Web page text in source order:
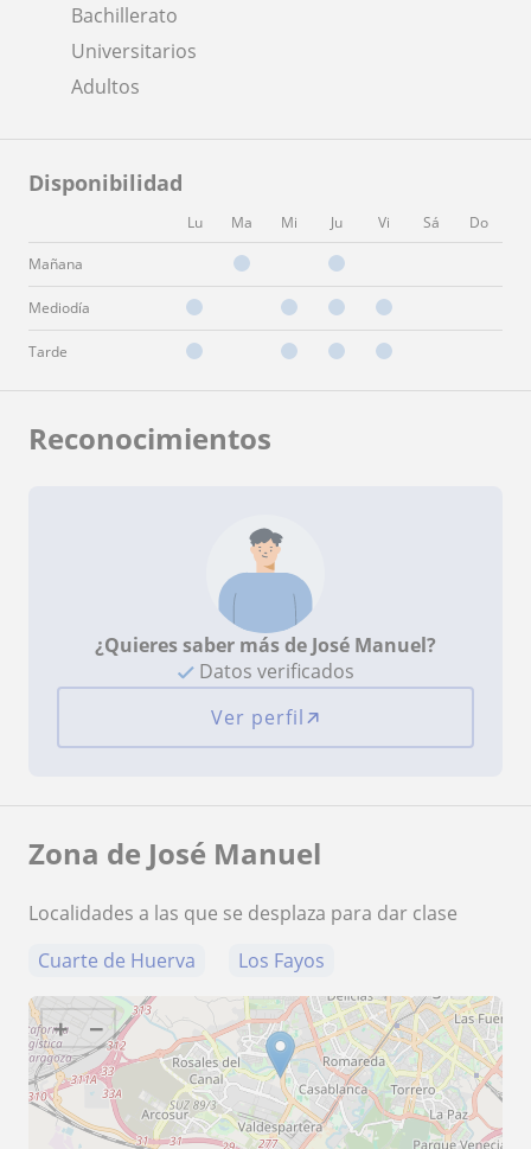
Bachillerato
Universitarios
Adultos
Disponibilidad
Lu Ma Mi Ju Vi Sá Do
Mañana
Mediodía
Tarde
Reconocimientos
¿Quieres saber más de José Manuel?
Datos verificados
Ver perfil
Zona de José Manuel
Localidades a las que se desplaza para dar clase
Cuarte de Huerva
Los Fayos
+ −